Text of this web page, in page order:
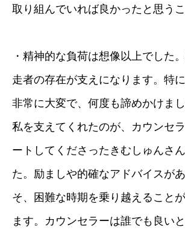
取り組んでいれば良かったと思う
・精神的な負荷は想像以上でした
走者の存在が支えになります。特
非常に大変で、何度も諦めかけま
私を支えてくれたのが、カウンセ
ートしてくださったきむしゅんさ
た。励ましや的確なアドバイスが
そ、困難な時期を乗り越えること
ます。カウンセラーは誰でも良い